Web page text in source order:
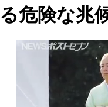
危険な兆